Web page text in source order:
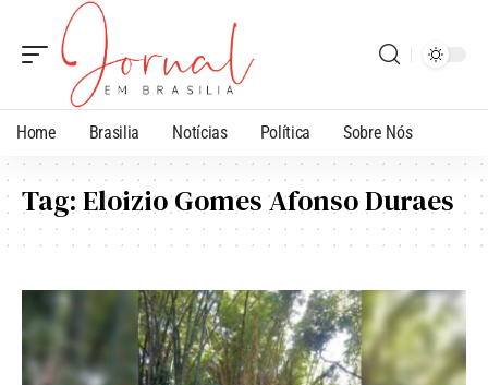
Home Brasilia Notícias Política Sobre Nós
Tag:Eloizio Gomes Afonso Duraes